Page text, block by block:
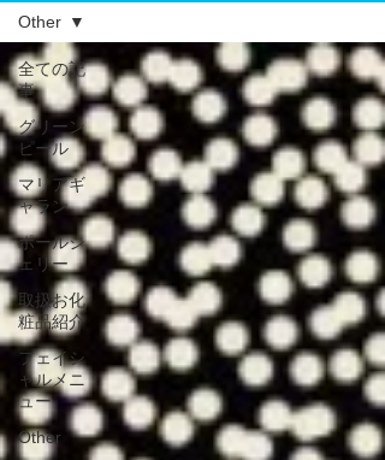
全ての記
事
グリーン
ピール
マリアギ
ャラン
ポールシ
ェリー
取扱お化
粧品紹介
フェイシ
ャルメニ
ュー
Other
Other